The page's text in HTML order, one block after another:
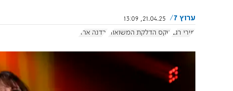
ערוץ 7
21.04.25, 13:09
מירי רגב טקס הדלקת המשואות ירדנה ארזי